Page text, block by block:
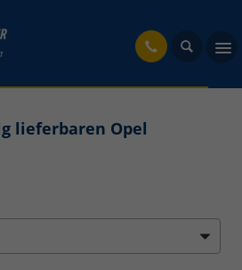
lieferbaren Opel